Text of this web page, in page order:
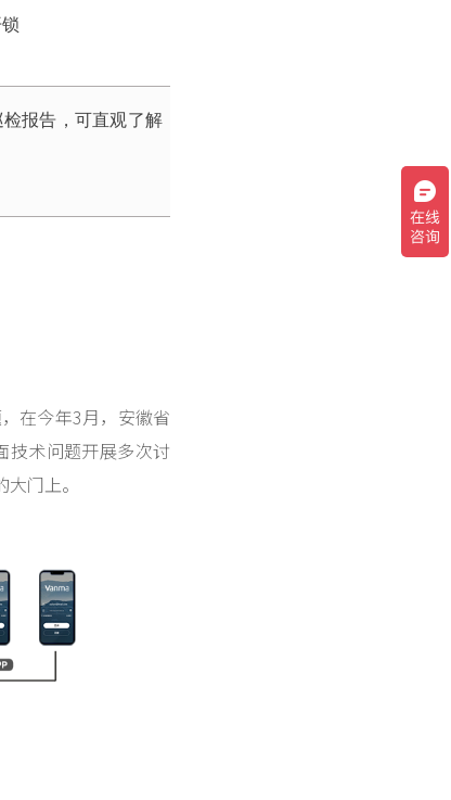
报告，可直观了解
在今年3月，安徽省
技术问题开展多次讨
门上。